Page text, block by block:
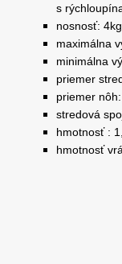
s
nosnosť: 4kg
maximálna
minimálna
priemer
priemer
stredová
hmotnosť :
hmotnosť